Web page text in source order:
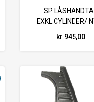
SP
EXKL.CYLINDER/
kr 945,00